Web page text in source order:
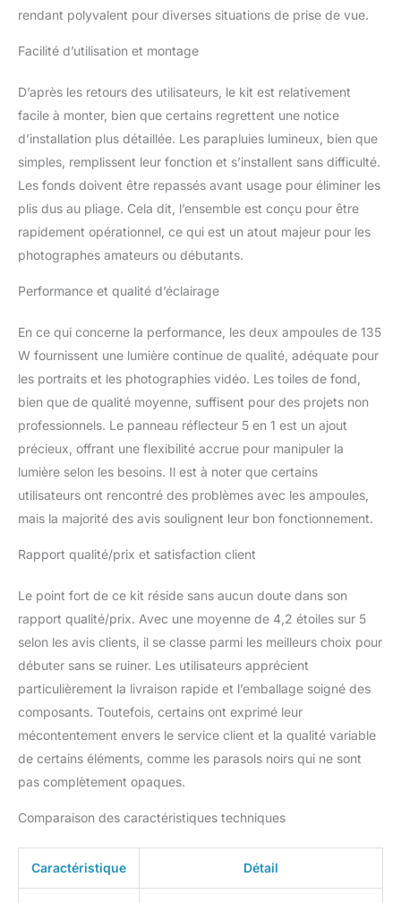
Réflecteur】2x
blanc translucide :
ton de la peau et le
contraste. 2x 33"/84cm
Black&Silver Umbrella :
idéal pour éliminer la
d'un sujet, la face interne
argentée peut minimiser
la perte de lumière et
maximiser la diffusion de
argentée peut minimiser
maximiser la diffusion de
la lumière. Elle adoucit le
flux de lumière et
supprime les ombres
pour une prise de vue
parfaite. 【Toile de fond
Muslin Cotton
Backdrops (noir, blanc,
vert et vert), lavables en
machine et repassables à
faciles à manipuler et à
incroyablement solide et
renforce la solidité de la
toile de fond et prévient
les risques de déchirure.
Avec trois pinces solides
de 3 pièces. Ces pinces
à ressort sont parfaites
pour accrocher vos
fonds à votre système
fond 2x3m/6.6x10ft,
2.3 ft - Max 6.6 ft ) et en
largeur ( Min 5ft - Max
10ft ). Fabriqué en alliage
rendant polyvalent pour diverses situations de prise de vue.
Facilité d’utilisation et montage
D’après les retours des utilisateurs, le kit est relativement
facile à monter, bien que certains regrettent une notice
d’installation plus détaillée. Les parapluies lumineux, bien que
simples, remplissent leur fonction et s’installent sans difficulté.
Les fonds doivent être repassés avant usage pour éliminer les
plis dus au pliage. Cela dit, l’ensemble est conçu pour être
rapidement opérationnel, ce qui est un atout majeur pour les
photographes amateurs ou débutants.
Performance et qualité d’éclairage
En ce qui concerne la performance, les deux ampoules de 135
W fournissent une lumière continue de qualité, adéquate pour
les portraits et les photographies vidéo. Les toiles de fond,
bien que de qualité moyenne, suffisent pour des projets non
professionnels. Le panneau réflecteur 5 en 1 est un ajout
précieux, offrant une flexibilité accrue pour manipuler la
lumière selon les besoins. Il est à noter que certains
utilisateurs ont rencontré des problèmes avec les ampoules,
mais la majorité des avis soulignent leur bon fonctionnement.
Rapport qualité/prix et satisfaction client
Le point fort de ce kit réside sans aucun doute dans son
rapport qualité/prix. Avec une moyenne de 4,2 étoiles sur 5
selon les avis clients, il se classe parmi les meilleurs choix pour
débuter sans se ruiner. Les utilisateurs apprécient
particulièrement la livraison rapide et l’emballage soigné des
composants. Toutefois, certains ont exprimé leur
mécontentement envers le service client et la qualité variable
de certains éléments, comme les parasols noirs qui ne sont
pas complètement opaques.
Comparaison des caractéristiques techniques
Caractéristique Détail